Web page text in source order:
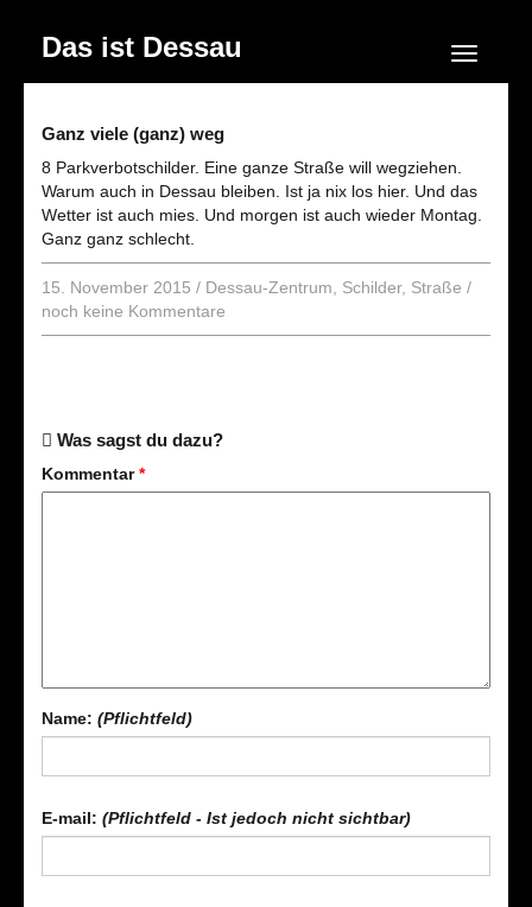
Das ist Dessau Navigation
Ganz viele (ganz) weg
8 Parkverbotschilder. Eine ganze Straße will wegziehen.
Warum auch in Dessau bleiben. Ist ja nix los hier. Und das
Wetter ist auch mies. Und morgen ist auch wieder Montag.
Ganz ganz schlecht.
15. November 2015 / Dessau-Zentrum Schilder, Straße /
noch keine Kommentare
Was sagst du dazu?
Kommentar*
Name: (Pflichtfeld)
E-mail: (Pflichtfeld - Ist jedoch nicht sichtbar)